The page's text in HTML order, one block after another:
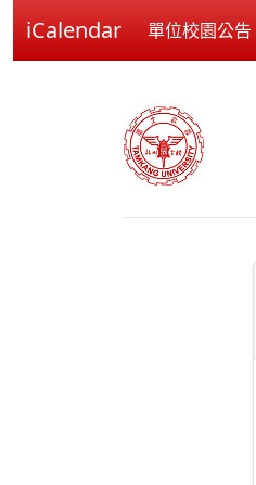
iCalendar 單位校園公告